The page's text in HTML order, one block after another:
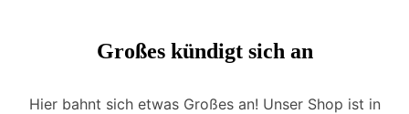
Großes kündigt sich an
Hier bahnt sich etwas Großes an! Unser Shop ist in